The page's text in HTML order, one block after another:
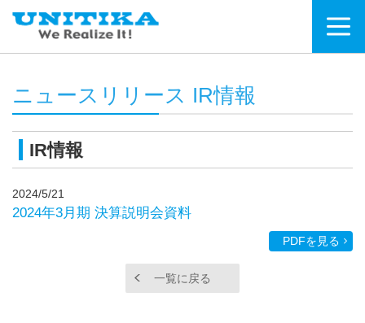
ニュースリリース IR情報
IR情報
2024/5/21
2024年3月期 決算説明会資料
PDFを見る
一覧に戻る